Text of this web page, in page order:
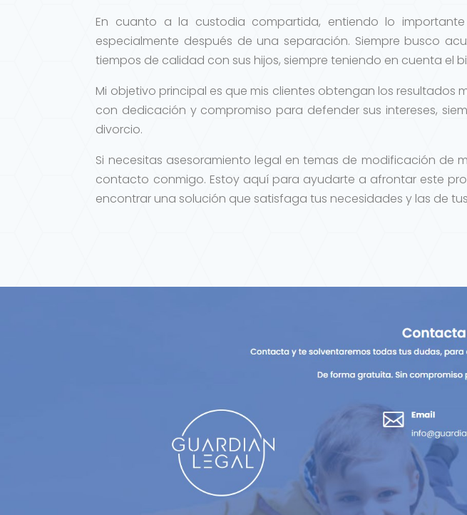
En cuanto a la custodia compartida, entiendo lo
especialmente después de una separación. Siempre busco
tiempos de calidad con sus hijos, siempre teniendo en cuenta el
Mi objetivo principal es que mis clientes obtengan los resultados
con dedicación y compromiso para defender sus intereses,
divorcio.
Si necesitas asesoramiento legal en temas de modificación de
contacto conmigo. Estoy aquí para ayudarte a afrontar este
encontrar una solución que satisfaga tus necesidades y las de